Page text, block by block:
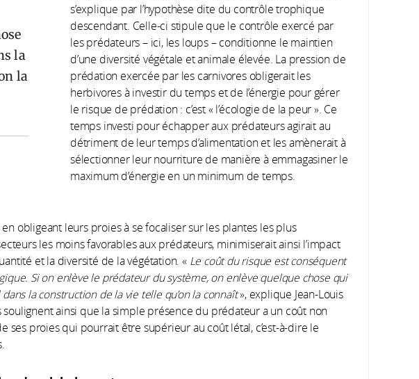
la
la
s’explique par l’hypothèse dite du contrôle trophique
descendant. Celle-ci stipule que le contrôle exercé par
les prédateurs – ici, les loups – conditionne le maintien
d’une diversité végétale et animale élevée. La pression de
prédation exercée par les carnivores obligerait les
herbivores à investir du temps et de l’énergie pour gérer
le risque de prédation : c’est « l’écologie de la peur ». Ce
temps investi pour échapper aux prédateurs agirait au
détriment de leur temps d’alimentation et les amènerait à
sélectionner leur nourriture de manière à emmagasiner le
maximum d’énergie en un minimum de temps.
obligeant leurs proies à se focaliser sur les plantes les plus
les moins favorables aux prédateurs, minimiserait ainsi l’impact
et la diversité de la végétation. « Le coût du risque est conséquent
Si on enlève le prédateur du système, on enlève quelque chose qui
la construction de la vie telle qu’on la connaît», explique Jean-Louis
soulignent ainsi que la simple présence du prédateur a un coût non
ses proies qui pourrait être supérieur au coût létal, c’est-à-dire le